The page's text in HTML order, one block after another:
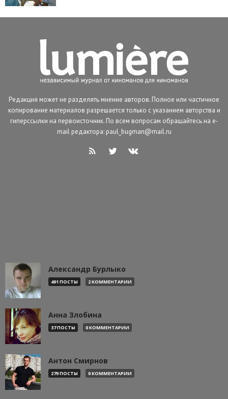
Редакция может не разделять мнение авторов. Полное или частичное
копирование материалов разрешается только с указанием авторства и
гиперссылки на первоисточник. По всем вопросам обращайтесь на e-
mail редактора: paul_bugman@mail.ru
Александр Бурлыко
491 ПОСТЫ 2 КОММЕНТАРИИ
Анна Злобина
37 ПОСТЫ 0 КОММЕНТАРИИ
Антон Смирнов
279 ПОСТЫ 0 КОММЕНТАРИИ